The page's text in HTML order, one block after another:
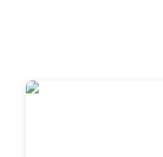
người sành rượu mà còn